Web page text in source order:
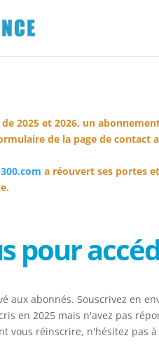
2025 et 2026, un
de la page de contact
a réouvert ses portes
pour
aux abonnés. Souscrivez en
en 2025 mais n'avez pas
vous réinscrire, n'hésitez pas